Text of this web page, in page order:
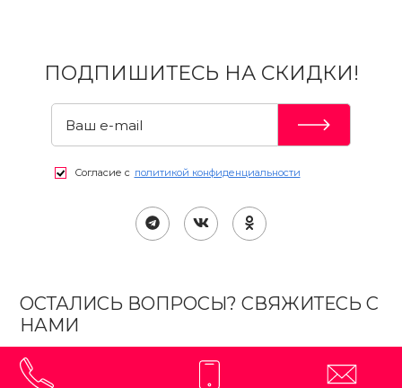
ПОДПИШИТЕСЬ НА СКИДКИ!
Согласие с политикой конфиденциальности
ОСТАЛИСЬ ВОПРОСЫ? СВЯЖИТЕСЬ С
НАМИ